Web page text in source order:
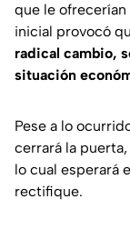
que le
inicial provocó
radical cambio,
situación
Pese a lo
cerrará la
lo cual esperará
rectifique.